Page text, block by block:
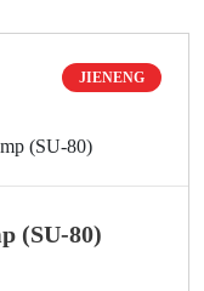
JIENENG
(SU-80)